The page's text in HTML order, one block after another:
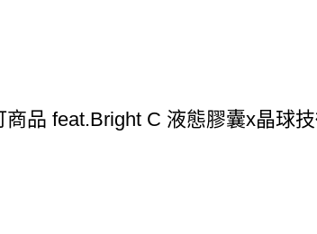
商品 feat.Bright C 液態膠囊x晶球